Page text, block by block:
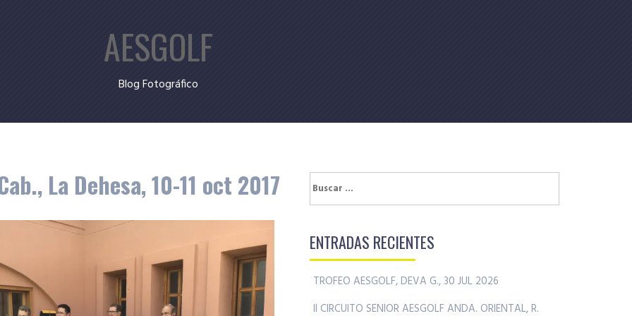
AESGOLF
Blog Fotográfico
La Dehesa, 10-11 oct 2017 Buscar:
ENTRADAS RECIENTES
TROFEO AESGOLF, DEVA G., 30 JUL 2026
II CIRCUITO SENIOR AESGOLF ANDA. ORIENTAL, R.